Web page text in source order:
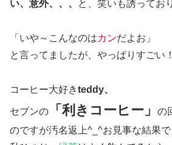
い、意外、、、
と、笑いも誘ってお
「いや～こんなのはカンだよお」
と言ってましたが、やっぱりすごい
コーヒー大好きteddy、
セブンの 「利きコーヒー」
の
のですが汚名返上^_^お見事な結果で